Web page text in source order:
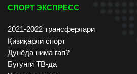
СПОРТ ЭКСПРЕСС
2021-2022 трансферлари
Қизиқарли спорт
Дунёда нима гап?
Бугунги ТВ-да